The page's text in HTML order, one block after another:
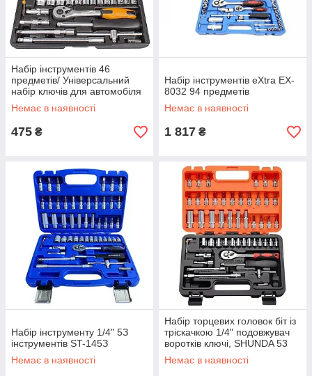
Набір інструментів 46
предметів/ Універсальний
набір ключів для автомобіля
в кейсі/Набір торцевих
головок
Немає в наявності
475 ₴
Набір інструментів eXtra EX-
8032 94 предметів
Немає в наявності
1 817 ₴
Haбіp інструменту 1/4" 5З
інструментів ST-145З
Немає в наявності
Набір торцевих головок біт із
тріскачкою 1/4" подовжувач
воротків ключі, SHUNDA 53
предмети
Немає в наявності